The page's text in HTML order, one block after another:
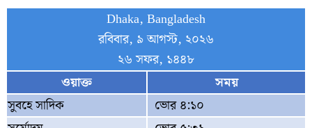
Dhaka, Bangladesh
রবিবার, ৯ আগস্ট, ২০২৬
২৬ সফর, ১৪৪৮
ওয়াক্ত
সময়
সুবহে সাদিক
ভোর ৪:১০